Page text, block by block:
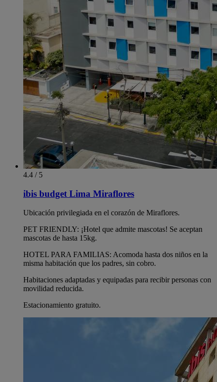
4.4 / 5
ibis budget Lima Miraflores
Ubicación privilegiada en el corazón de Miraflores.
PET FRIENDLY: ¡Hotel que admite mascotas! Se aceptan
mascotas de hasta 15kg.
HOTEL PARA FAMILIAS: Acomoda hasta dos niños en la
misma habitación que los padres, sin cobro.
Habitaciones adaptadas y equipadas para recibir personas con
movilidad reducida.
Estacionamiento gratuito.